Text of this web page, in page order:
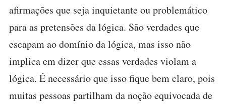
afirmações que seja inquietante ou problemático
para as pretensões da lógica. São verdades que
escapam ao domínio da lógica, mas isso não
implica em dizer que essas verdades violam a
lógica. É necessário que isso fique bem claro, pois
muitas pessoas partilham da noção equivocada de